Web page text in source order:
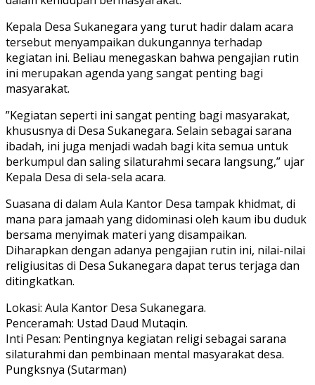
​Kepala Desa Sukanegara yang turut hadir dalam acara
tersebut menyampaikan dukungannya terhadap
kegiatan ini. Beliau menegaskan bahwa pengajian rutin
ini merupakan agenda yang sangat penting bagi
masyarakat.
​”Kegiatan seperti ini sangat penting bagi masyarakat,
khususnya di Desa Sukanegara. Selain sebagai sarana
ibadah, ini juga menjadi wadah bagi kita semua untuk
berkumpul dan saling silaturahmi secara langsung,” ujar
Kepala Desa di sela-sela acara.
​Suasana di dalam Aula Kantor Desa tampak khidmat, di
mana para jamaah yang didominasi oleh kaum ibu duduk
bersama menyimak materi yang disampaikan.
Diharapkan dengan adanya pengajian rutin ini, nilai-nilai
religiusitas di Desa Sukanegara dapat terus terjaga dan
ditingkatkan.
​Lokasi: Aula Kantor Desa Sukanegara.
​Penceramah: Ustad Daud Mutaqin.
​Inti Pesan: Pentingnya kegiatan religi sebagai sarana
silaturahmi dan pembinaan mental masyarakat desa.
Pungksnya (Sutarman)